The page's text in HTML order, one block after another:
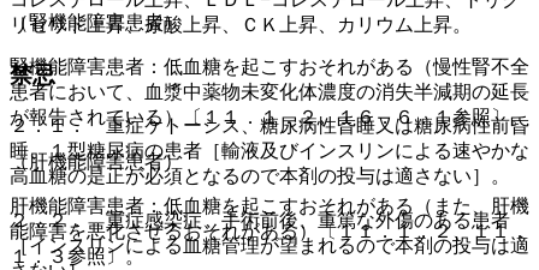
（腎機能障害患者）
腎機能障害患者：低血糖を起こすおそれがある（慢性腎不全
患者において、血漿中薬物未変化体濃度の消失半減期の延長
が報告されている）〔１１．１．２、１６．６．１参照〕。
（肝機能障害患者）
肝機能障害患者：低血糖を起こすおそれがある（また、肝機
能障害を悪化させるおそれがある）〔１１．１．２、１１．
１．３参照〕。
リセリド上昇、尿酸上昇、ＣＫ上昇、カリウム上昇。
禁忌
２．１． 重症ケトーシス、糖尿病性昏睡又は糖尿病性前昏
睡、１型糖尿病の患者［輸液及びインスリンによる速やかな
高血糖の是正が必須となるので本剤の投与は適さない］。
２．２． 重症感染症、手術前後、重篤な外傷のある患者
［インスリンによる血糖管理が望まれるので本剤の投与は適